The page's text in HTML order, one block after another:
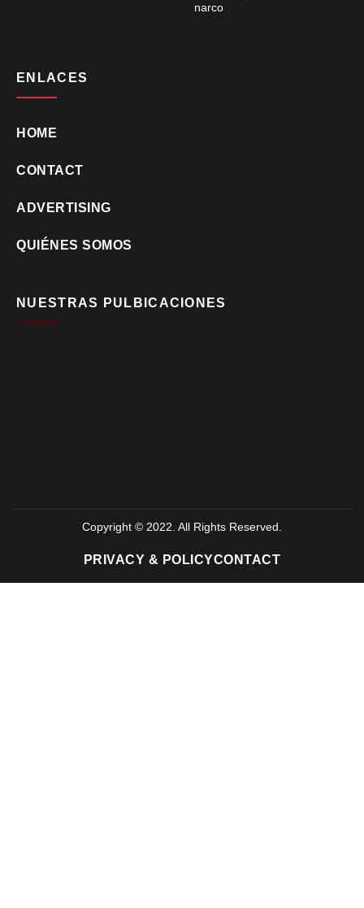
narco
ENLACES
HOME
CONTACT
ADVERTISING
QUIÉNES SOMOS
NUESTRAS PULBICACIONES
Copyright © 2022. All Rights Reserved.
PRIVACY & POLICYCONTACT